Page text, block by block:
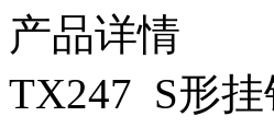
产品详情
TX247 S形挂